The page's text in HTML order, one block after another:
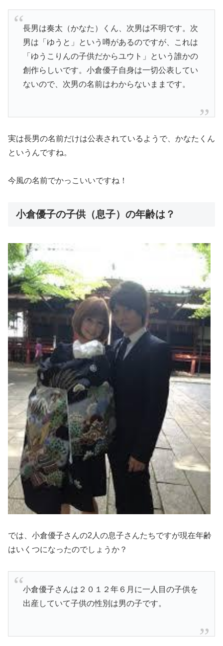
長男は奏太（かなた）くん、次男は不明です。次
男は「ゆうと」という噂があるのですが、これは
「ゆうこりんの子供だからユウト」という誰かの
創作らしいです。小倉優子自身は一切公表してい
ないので、次男の名前はわからないままです。
実は長男の名前だけは公表されているようで、かなたくん
というんですね。
今風の名前でかっこいいですね！
小倉優子の子供（息子）の年齢は？
では、小倉優子さんの2人の息子さんたちですが現在年齢
はいくつになったのでしょうか？
小倉優子さんは２０１２年６月に一人目の子供を
出産していて子供の性別は男の子です。